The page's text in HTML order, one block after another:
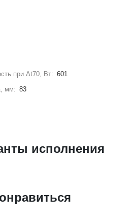
при Δt70, Вт: 601
мм: 83
исполнения